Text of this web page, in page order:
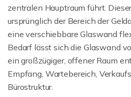
zentralen Hauptraum führt.
ursprünglich der Bereich der
eine verschiebbare Glaswand
Bedarf lässt sich die Glaswand
ein großzügiger, offener Raum
Empfang, Wartebereich,
Bürostruktur.